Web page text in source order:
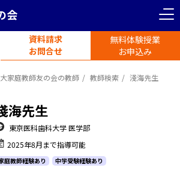
会
資料請求
お問合せ
無料体験授業
お申込み
家庭教師友の会の教師 教師検索 淺海先生
海先生
東京医科歯科大学 医学部
2025年8月まで指導可能
庭教師経験あり 中学受験経験あり